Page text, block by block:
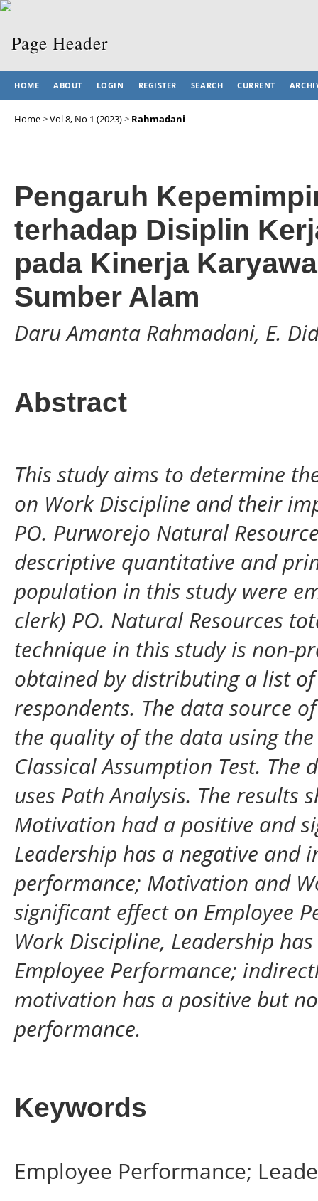
HOME ABOUT LOGIN REGISTER SEARCH CURRENT
Home>Vol 8, No 1 (2023)> Rahmadani
Pengaruh
terhadap Disiplin
pada Kinerja
Sumber Alam
Daru Amanta Rahmadani, E.
Abstract
This study aims to determine
on Work Discipline and their
PO. Purworejo Natural
descriptive quantitative and
population in this study were
clerk) PO. Natural Resources
technique in this study is non-
obtained by distributing a list
respondents. The data source
the quality of the data using
Classical Assumption Test.
uses Path Analysis. The results
Motivation had a positive and
Leadership has a negative and
performance; Motivation and
significant effect on Employee
Work Discipline, Leadership
Employee Performance;
motivation has a positive but
performance.
Keywords
Employee Performance;